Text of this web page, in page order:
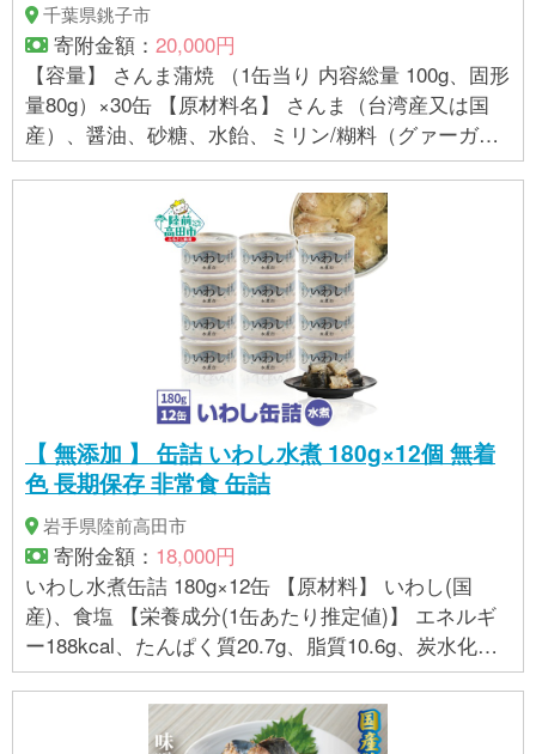
千葉県銚子市
寄附金額： 20,000円
【容量】 さんま蒲焼 （1缶当り 内容総量 100g、固形
量80g）×30缶 【原材料名】 さんま（台湾産又は国
産）、醤油、砂糖、水飴、ミリン/糊料（グァーガ
ム）、調味料（アミノ酸）、（一部に小麦を含む）
【賞味期限】 製造日より3年 １年以上賞味期限のあ
るお品をお届けします。 【アレルギー品目】 小麦、
kcal たんぱく質 17.6g 脂質 13.5g 炭水化物 9.2g 食塩
相当量 1.5g カルシウム 330mg EPA 670 mg DHA 1,4
40 mg （この表示値は、目安です。） 【地場産品基
準に該当する理由】 銚子市内において返礼品等の製
造、加工その他の工程のうち主要な部分を行い相応
の付加価値が生じているものであるため。(告示第5条
第３号に該当)
【 無添加 】 缶詰 いわし水煮 180g×12個 無着
色 長期保存 非常食 缶詰
岩手県陸前高田市
寄附金額： 18,000円
いわし水煮缶詰 180g×12缶 【原材料】 いわし(国
産)、食塩 【栄養成分(1缶あたり推定値)】 エネルギ
ー188kcal、たんぱく質20.7g、脂質10.6g、炭水化物
0.1g、食塩相当量0.8g 【アレルギー物質】− 【保存
方法】 直射日光を避け、常温で保存 【賞味期限】 製
造日より3年(缶底に記載)